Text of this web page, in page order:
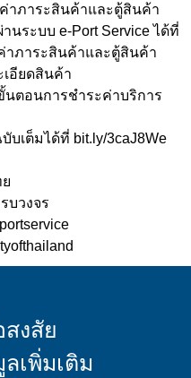
าภาระสินค้าและตู้สินค้า
านระบบ e-Port Serviceได้ที่
าภาระสินค้าและตู้สินค้า
อียดสินค้า
ตอนการชำระค่าบริการ
บเต็มได้ที่ bit.ly/3caJ8We
บวงจร
งสัย
เพิ่มเติม